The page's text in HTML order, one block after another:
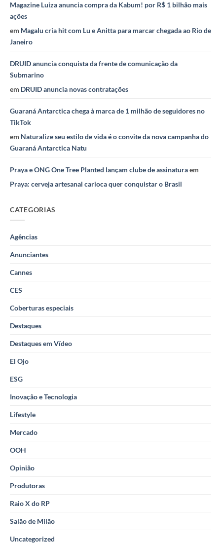
Magazine Luiza anuncia compra da Kabum! por R$ 1 bilhão mais
ações
em Magalu cria hit com Lu e Anitta para marcar chegada ao Rio de
Janeiro
DRUID anuncia conquista da frente de comunicação da
Submarino
em DRUID anuncia novas contratações
Guaraná Antarctica chega à marca de 1 milhão de seguidores no
TikTok
em Naturalize seu estilo de vida é o convite da nova campanha do
Guaraná Antarctica Natu
Praya e ONG One Tree Planted lançam clube de assinaturaem
Praya: cerveja artesanal carioca quer conquistar o Brasil
CATEGORIAS
Agências
Anunciantes
Cannes
CES
Coberturas especiais
Destaques
Destaques em Vídeo
El Ojo
ESG
Inovação e Tecnologia
Lifestyle
Mercado
OOH
Opinião
Produtoras
Raio X do RP
Salão de Milão
Uncategorized